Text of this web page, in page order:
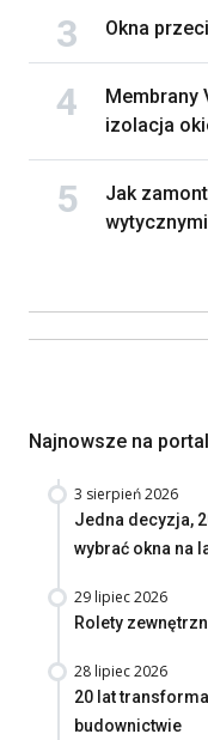
Okna
Membrany
izolacja
Jak
wytycznymi
Najnowsze na
3 sierpień 2026
Jedna decyzja,
wybrać okna na
29 lipiec 2026
Rolety
28 lipiec 2026
20 lat
budownictwie